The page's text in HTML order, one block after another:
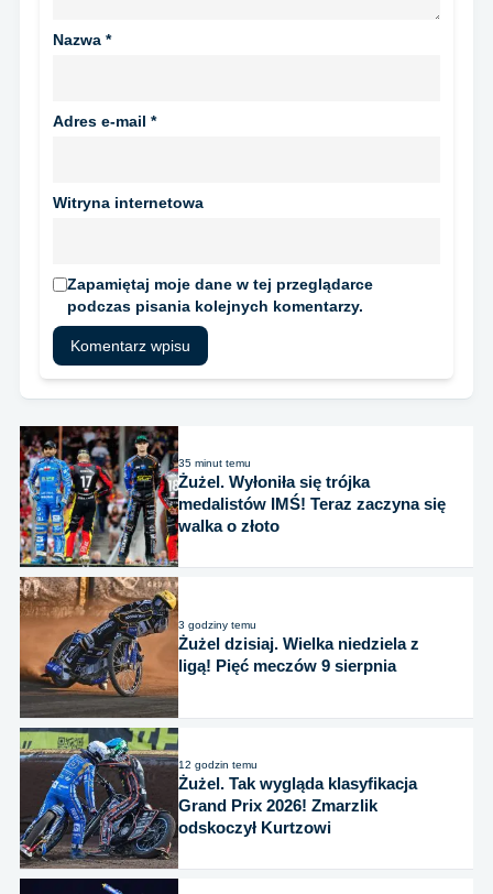
Nazwa *
Adres e-mail *
Witryna internetowa
Zapamiętaj moje dane w tej przeglądarce
podczas pisania kolejnych komentarzy.
35 minut temu
Żużel. Wyłoniła się trójka
medalistów IMŚ! Teraz zaczyna się
walka o złoto
3 godziny temu
Żużel dzisiaj. Wielka niedziela z
ligą! Pięć meczów 9 sierpnia
12 godzin temu
Żużel. Tak wygląda klasyfikacja
Grand Prix 2026! Zmarzlik
odskoczył Kurtzowi